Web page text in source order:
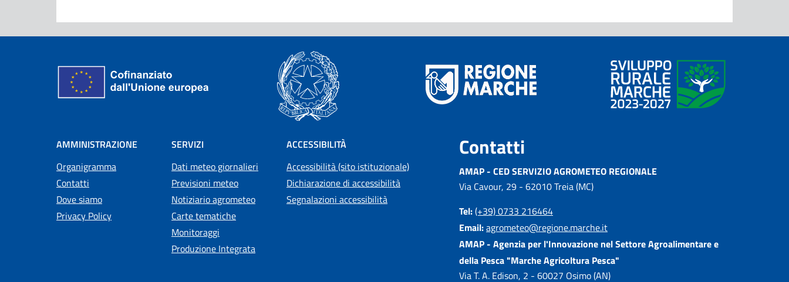
AMMINISTRAZIONE
Organigramma
Contatti
Dove siamo
Privacy Policy
SERVIZI
Dati meteo giornalieri
Previsioni meteo
Notiziario agrometeo
Carte tematiche
Monitoraggi
Produzione Integrata
ACCESSIBILITÀ
Accessibilità (sito istituzionale)
Dichiarazione di accessibilità
Segnalazioni accessibilità
Contatti
AMAP - CED SERVIZIO AGROMETEO REGIONALE
Via Cavour, 29 - 62010 Treia (MC)
Tel:(+39) 0733 216464
Email:agrometeo@regione.marche.it
AMAP - Agenzia per l'Innovazione nel Settore Agroalimentare e
della Pesca "Marche Agricoltura Pesca"
Via T. A. Edison, 2 - 60027 Osimo (AN)